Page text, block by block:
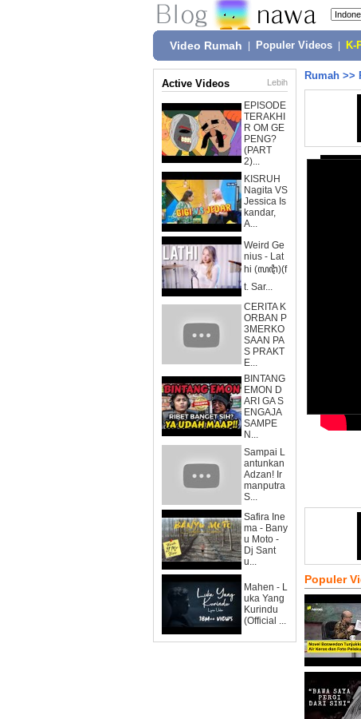
Video Rumah Populer Videos K-
Active Videos Lebih
EPISODE
TERAKHI
R OM GE
PENG?
(PART
2)...
KISRUH
Nagita VS
Jessica Is
kandar,
A...
Weird Ge
nius - Lat
hi (ꦭꦛꦶ)(f
t. Sar...
CERITA K
ORBAN P
3MERKO
SAAN PA
S PRAKT
E...
BINTANG
EMON D
ARI GA S
ENGAJA
SAMPE
N...
Sampai L
antunkan
Adzan! Ir
manputra
S...
Safira Ine
ma - Bany
u Moto -
Dj Sant
u...
Mahen - L
uka Yang
Kurindu
(Official ...
Rumah >>
Populer